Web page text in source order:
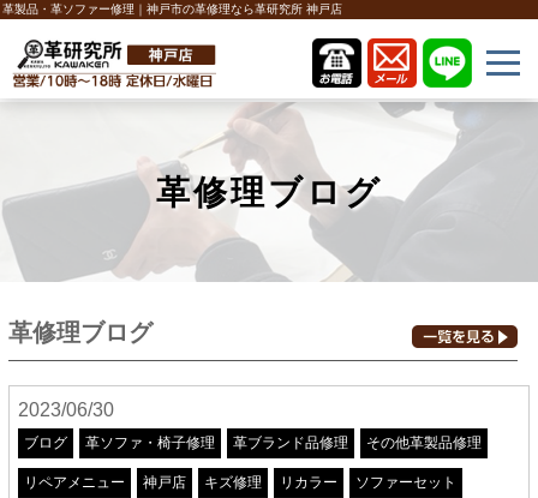
革製品・革ソファー修理｜神戸市の革修理なら革研究所 神戸店
革修理ブログ
革修理ブログ
2023/06/30
ブログ 革ソファ・椅子修理 革ブランド品修理 その他革製品修理
リペアメニュー 神戸店 キズ修理 リカラー ソファーセット